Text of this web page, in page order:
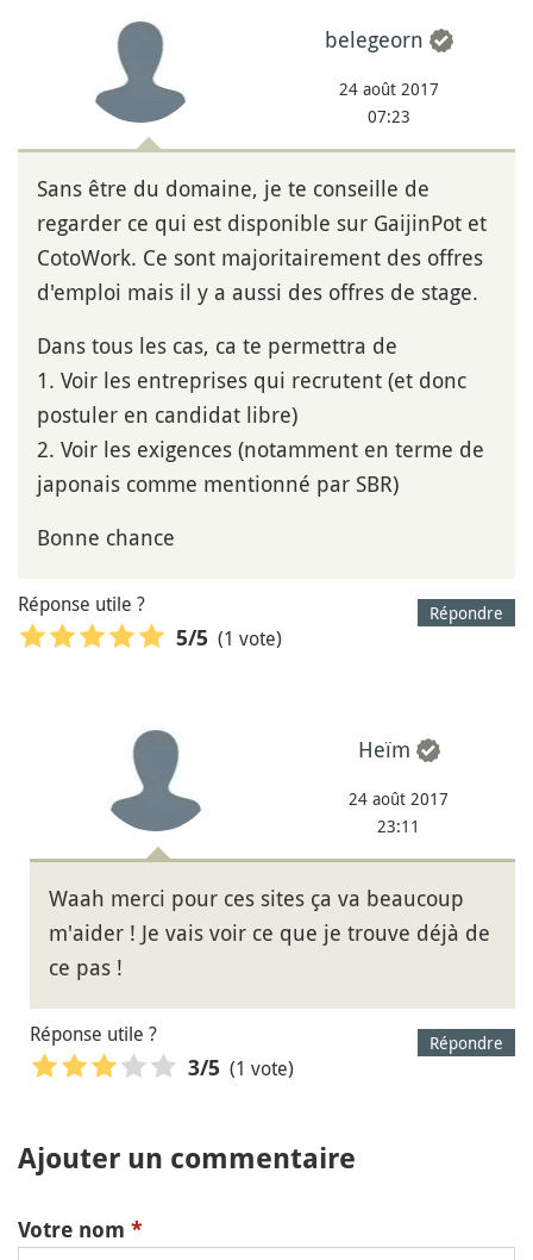
belegeorn
24 août 2017
07:23
Sans être du domaine, je te conseille de
regarder ce qui est disponible sur GaijinPot et
CotoWork. Ce sont majoritairement des offres
d'emploi mais il y a aussi des offres de stage.
Dans tous les cas, ca te permettra de
1. Voir les entreprises qui recrutent (et donc
postuler en candidat libre)
2. Voir les exigences (notamment en terme de
japonais comme mentionné par SBR)
Bonne chance
Répondre
Réponse utile ?
5/5 (1 vote)
Heïm
24 août 2017
23:11
Waah merci pour ces sites ça va beaucoup
m'aider ! Je vais voir ce que je trouve déjà de
ce pas !
Répondre
Réponse utile ?
3/5 (1 vote)
Ajouter un commentaire
Votre nom *